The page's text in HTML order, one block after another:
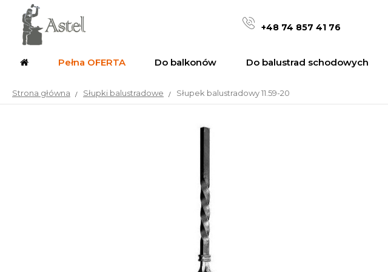
+48 74 857 41 76
Pełna OFERTA Do balkonów Do balustrad schodowych
Strona główna Słupki balustradowe Słupek balustradowy 11.59-20